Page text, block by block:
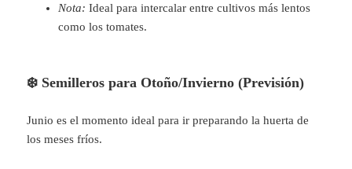
Nota: Ideal para intercalar entre cultivos más lentos
como los tomates.
❄️ Semilleros para Otoño/Invierno (Previsión)
Junio es el momento ideal para ir preparando la huerta de
los meses fríos.